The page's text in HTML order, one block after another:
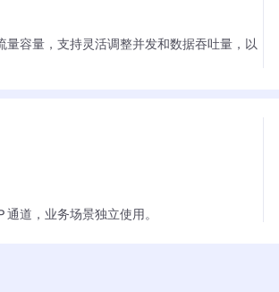
量容量，支持灵活调整并发和数据吞吐量，以
道，业务场景独立使用。